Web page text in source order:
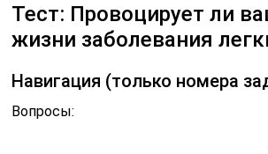
Тест: Провоцирует ли
жизни заболевания
Навигация (только номера
Вопросы: